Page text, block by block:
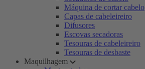
Máquina de cortar cabelo
Capas de cabeleireiro
Difusores
Escovas secadoras
Tesouras de cabeleireiro
Tesouras de desbaste
Maquilhagem